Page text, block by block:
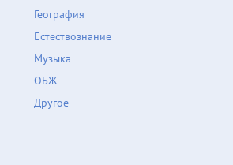
География
Естествознание
Музыка
ОБЖ
Другое